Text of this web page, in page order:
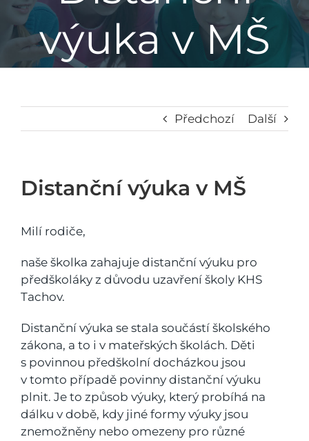
Základní škola
Mateřská škola
Napsali o nás
Kontakt
výuka v MŠ
Předchozí Další
Distanční výuka v MŠ
Milí rodiče,
naše školka zahajuje distanční výuku pro
předškoláky z důvodu uzavření školy KHS
Tachov.
Distanční výuka se stala součástí školského
zákona, a to i v mateřských školách. Děti
s povinnou předškolní docházkou jsou
v tomto případě povinny distanční výuku
plnit. Je to způsob výuky, který probíhá na
dálku v době, kdy jiné formy výuky jsou
znemožněny nebo omezeny pro různé